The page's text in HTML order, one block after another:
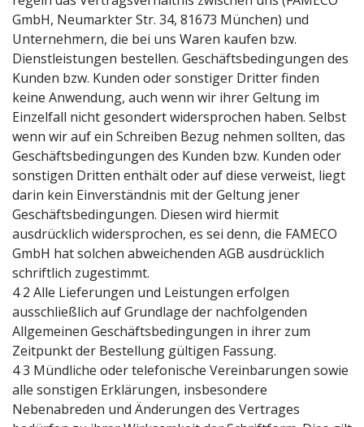
GmbH, Neumarkter Str. 34, 81673 München) und
Unternehmern, die bei uns Waren kaufen bzw.
Dienstleistungen bestellen. Geschäftsbedingungen des
Kunden bzw. Kunden oder sonstiger Dritter finden
keine Anwendung, auch wenn wir ihrer Geltung im
Einzelfall nicht gesondert widersprochen haben. Selbst
wenn wir auf ein Schreiben Bezug nehmen sollten, das
Geschäftsbedingungen des Kunden bzw. Kunden oder
sonstigen Dritten enthält oder auf diese verweist, liegt
darin kein Einverständnis mit der Geltung jener
Geschäftsbedingungen. Diesen wird hiermit
ausdrücklich widersprochen, es sei denn, die FAMECO
GmbH hat solchen abweichenden AGB ausdrücklich
schriftlich zugestimmt.
4 2 Alle Lieferungen und Leistungen erfolgen
ausschließlich auf Grundlage der nachfolgenden
Allgemeinen Geschäftsbedingungen in ihrer zum
Zeitpunkt der Bestellung gültigen Fassung.
4 3 Mündliche oder telefonische Vereinbarungen sowie
alle sonstigen Erklärungen, insbesondere
Nebenabreden und Änderungen des Vertrages